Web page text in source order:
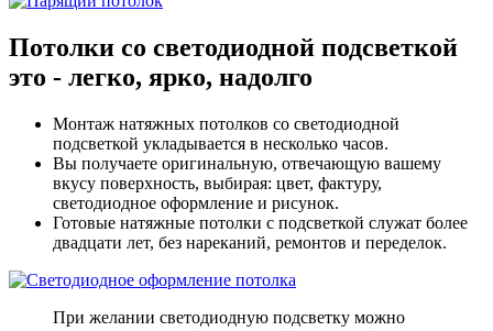
Потолки со светодиодной подсветкой
это - легко, ярко, надолго
Монтаж натяжных потолков со светодиодной
подсветкой укладывается в несколько часов.
Вы получаете оригинальную, отвечающую вашему
вкусу поверхность, выбирая: цвет, фактуру,
светодиодное оформление и рисунок.
Готовые натяжные потолки с подсветкой служат более
двадцати лет, без нареканий, ремонтов и переделок.
При желании светодиодную подсветку можно